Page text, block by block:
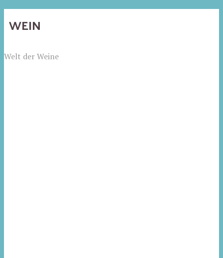
WEIN
Welt der Weine